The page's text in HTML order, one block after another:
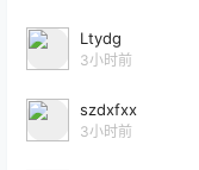
Ltydg
3小时前
szdxfxx
3小时前